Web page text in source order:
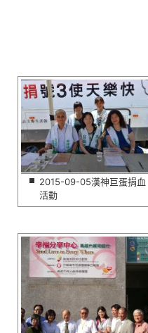
2015-09-05漢神巨蛋捐血
活動